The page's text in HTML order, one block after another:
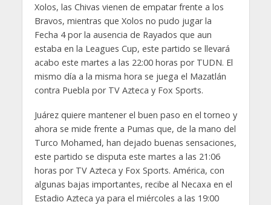
Xolos, las Chivas vienen de empatar frente a los
Bravos, mientras que Xolos no pudo jugar la
Fecha 4 por la ausencia de Rayados que aun
estaba en la Leagues Cup, este partido se llevará
acabo este martes a las 22:00 horas por TUDN. El
mismo día a la misma hora se juega el Mazatlán
contra Puebla por TV Azteca y Fox Sports.
Juárez quiere mantener el buen paso en el torneo y
ahora se mide frente a Pumas que, de la mano del
Turco Mohamed, han dejado buenas sensaciones,
este partido se disputa este martes a las 21:06
horas por TV Azteca y Fox Sports. América, con
algunas bajas importantes, recibe al Necaxa en el
Estadio Azteca ya para el miércoles a las 19:00